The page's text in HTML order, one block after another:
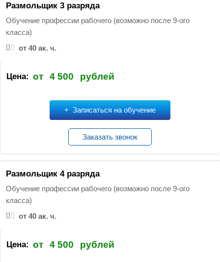
Размольщик 3 разряда
Обучение профессии рабочего (возможно после 9-ого
класса)
от 40 ак. ч.
Цена: от 4 500 рублей
Записаться на обучение
Заказать звонок
Размольщик 4 разряда
Обучение профессии рабочего (возможно после 9-ого
класса)
от 40 ак. ч.
Цена: от 4 500 рублей